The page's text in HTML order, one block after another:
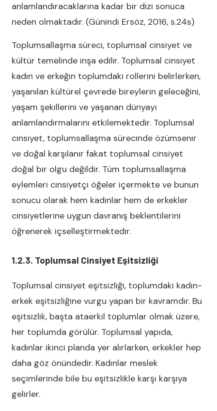
anlamlandıracaklarına kadar bir dizi sonuca
neden olmaktadır. (Günindi Ersöz, 2016, s.24s)
Toplumsallaşma süreci, toplumsal cinsiyet ve
kültür temelinde inşa edilir. Toplumsal cinsiyet
kadın ve erkeğin toplumdaki rollerini belirlerken,
yaşanılan kültürel çevrede bireylerin geleceğini,
yaşam şekillerini ve yaşanan dünyayı
anlamlandırmalarını etkilemektedir. Toplumsal
cinsiyet, toplumsallaşma sürecinde özümsenir
ve doğal karşılanır fakat toplumsal cinsiyet
doğal bir olgu değildir. Tüm toplumsallaşma
eylemleri cinsiyetçi öğeler içermekte ve bunun
sonucu olarak hem kadınlar hem de erkekler
cinsiyetlerine uygun davranış beklentilerini
öğrenerek içselleştirmektedir.
1.2.3. Toplumsal Cinsiyet Eşitsizliği
Toplumsal cinsiyet eşitsizliği, toplumdaki kadın-
erkek eşitsizliğine vurgu yapan bir kavramdır. Bu
eşitsizlik, başta ataerkil toplumlar olmak üzere,
her toplumda görülür. Toplumsal yapıda,
kadınlar ikinci planda yer alırlarken, erkekler hep
daha göz önündedir. Kadınlar meslek
seçimlerinde bile bu eşitsizlikle karşı karşıya
gelirler.